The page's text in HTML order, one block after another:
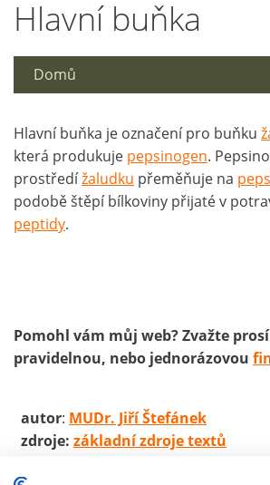
Hlavní buňka
Domů
Hlavní buňka je označení pro buňku
která produkuje pepsinogen.
prostředížaludku přeměňuje na
podobě štěpí bílkoviny přijaté v
peptidy.
Pomohl vám můj web? Zvažte
pravidelnou, nebo jednorázovou
autor: MUDr. Jiří Štefánek
zdroje: základní zdroje textů